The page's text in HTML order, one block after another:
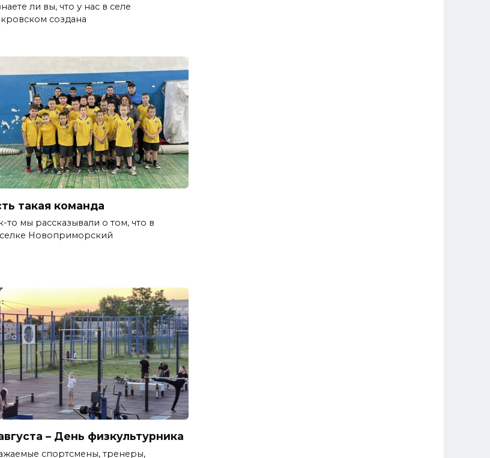
ли вы, что у нас в селе
создана
такая команда
то мы рассказывали о том, что в
Новоприморский
– День физкультурника
спортсмены, тренеры,